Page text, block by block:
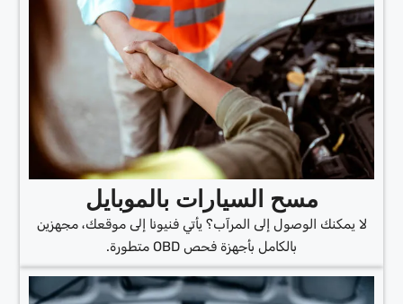
مسح السيارات بالموبايل
لا يمكنك الوصول إلى المرآب؟ يأتي فنيونا إلى موقعك، مجهزين
بالكامل بأجهزة فحص OBD متطورة.